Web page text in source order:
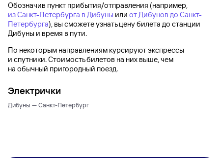
Обозначив пункт прибытия/отправления (например,
из Санкт-Петербурга в Дибуны или от Дибунов до Санкт-
Петербурга), вы сможете узнать цену билета до станции
Дибуны и время в пути.
По некоторым направлениям курсируют экспрессы
и спутники. Стоимость билетов на них выше, чем
на обычный пригородный поезд.
Электрички
Дибуны — Санкт-Петербург